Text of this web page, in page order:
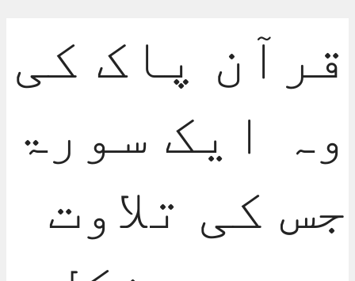
قرآن پاک کی
وہ ایک سورۃ
جس کی تلاوت